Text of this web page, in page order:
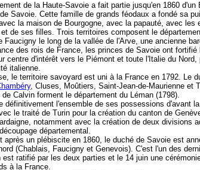
de la Haute-Savoie a fait partie jusqu'en 1860
Savoie. Cette famille de grands féodaux a fondé sa
la maison de Bourgogne, avec la papauté, avec
de ses filles. Trois territoires composent le
Faucigny le long de la vallée de l'Arve, une ancienne
des rois de France, les princes de Savoie ont
centre d'intérêt vers le Piémont et toute l'Italie du
italienne.
le territoire savoyard est uni à la France en 1792.
, Cluses, Moûtiers, Saint-Jean-de-Maurienne et
Calvin forment le département du Léman (1798).
définitivement l'ensemble de ses possessions d'avant
le traité de Turin pour la création du canton de
notamment avec la création de deux divisions
départemental.
après un plébiscite en 1860, le duché de Savoie est
(Chablais, Faucigny et Genevois). C'est l'un des
ratifié par les deux parties et le 14 juin une
à la France.